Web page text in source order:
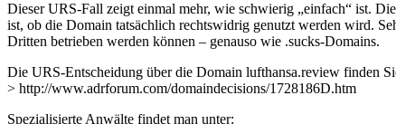
Dieser URS-Fall zeigt einmal mehr, wie schwierig „einfach“ ist.
ist, ob die Domain tatsächlich rechtswidrig genutzt werden wird.
Dritten betrieben werden können – genauso wie .sucks-Domains.
Die URS-Entscheidung über die Domain lufthansa.review finden
> http://www.adrforum.com/domaindecisions/1728186D.htm
Spezialisierte Anwälte findet man unter: